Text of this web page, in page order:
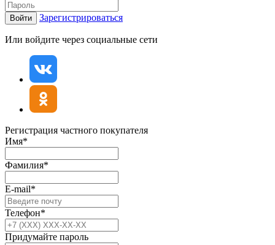
Войти Зарегистрироваться
Или войдите через социальные сети
Регистрация частного покупателя
Имя*
Фамилия*
E-mail*
Телефон*
Придумайте пароль